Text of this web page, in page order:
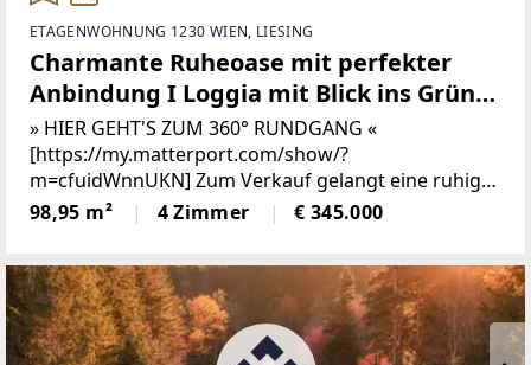
ETAGENWOHNUNG 1230 WIEN, LIESING
Charmante Ruheoase mit perfekter
Anbindung I Loggia mit Blick ins Grüne
I Mauer I 360° Rundgang
» HIER GEHT'S ZUM 360° RUNDGANG «
[https://my.matterport.com/show/?
m=cfuidWnnUKN] Zum Verkauf gelangt eine ruhige
sanierungsbedürftige 4-Zimmer Wohnung mit
Loggia in Mauer im 3.OG. Bitte beachten Sie, dass
98,95 m² 4 Zimmer € 345.000